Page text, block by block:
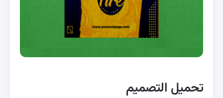
تحميل التصميم